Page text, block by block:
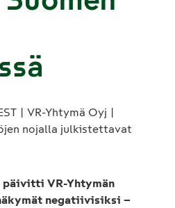
| VR-Yhtymä Oyj |
nojalla julkistettavat
päivitti VR-Yhtymän
negatiivisiksi –